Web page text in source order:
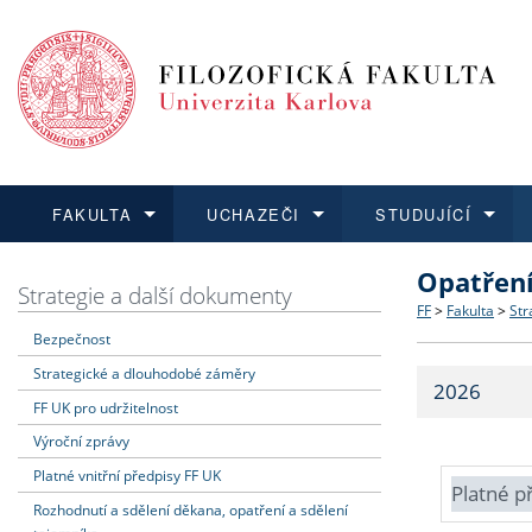
FAKULTA
Dozvědět se více
Struktura
Strategie
Fakultní
UCHAZEČI
Podat přihlášku
Co
Učitelské
STUDUJÍCÍ
Dozvědět se více
Dozvědět se více
O vědě a
Dozvědět se více
Aktuální
Strategie a další dokumenty
Bezpečnost
Strategické a dlouhodobé záměry
FF UK pro udržitelnost
Výroční zprávy
Platné vnitřní předpisy FF UK
Rozhodnutí a sdělení děkana, opatření a sdělení
FF > Fakulta >
2026
Platné